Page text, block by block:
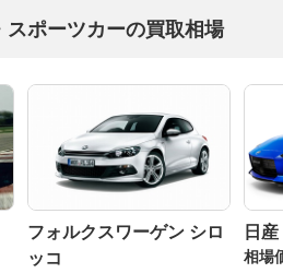
ポーツカーの買取相場
フォルクスワーゲン シロ
ッコ
日
相場